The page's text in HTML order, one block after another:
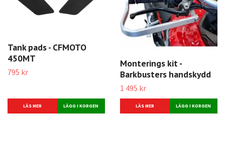
Tank pads - CFMOTO
450MT
795 kr
LÄS MER
Monterings kit -
Barkbusters handskydd
1 495 kr
LÄS MER